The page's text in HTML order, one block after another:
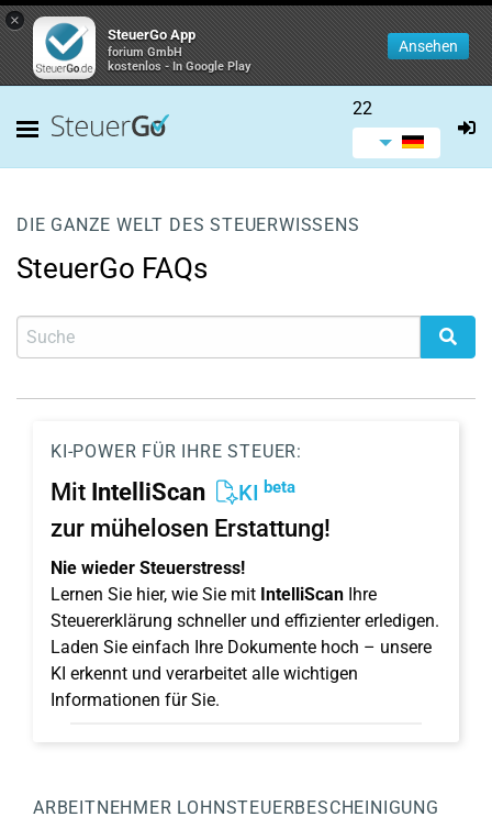
×
SteuerGo App
forium GmbH
kostenlos - In Google Play
Ansehen
22
DIE GANZE WELT DES STEUERWISSENS
SteuerGo FAQs
KI-POWER FÜR IHRE STEUER:
Mit IntelliScan KI beta
zur mühelosen Erstattung!
Nie wieder Steuerstress!
Lernen Sie hier, wie Sie mit IntelliScan Ihre
Steuererklärung schneller und effizienter erledigen.
Laden Sie einfach Ihre Dokumente hoch – unsere
KI erkennt und verarbeitet alle wichtigen
Informationen für Sie.
ARBEITNEHMER LOHNSTEUERBESCHEINIGUNG